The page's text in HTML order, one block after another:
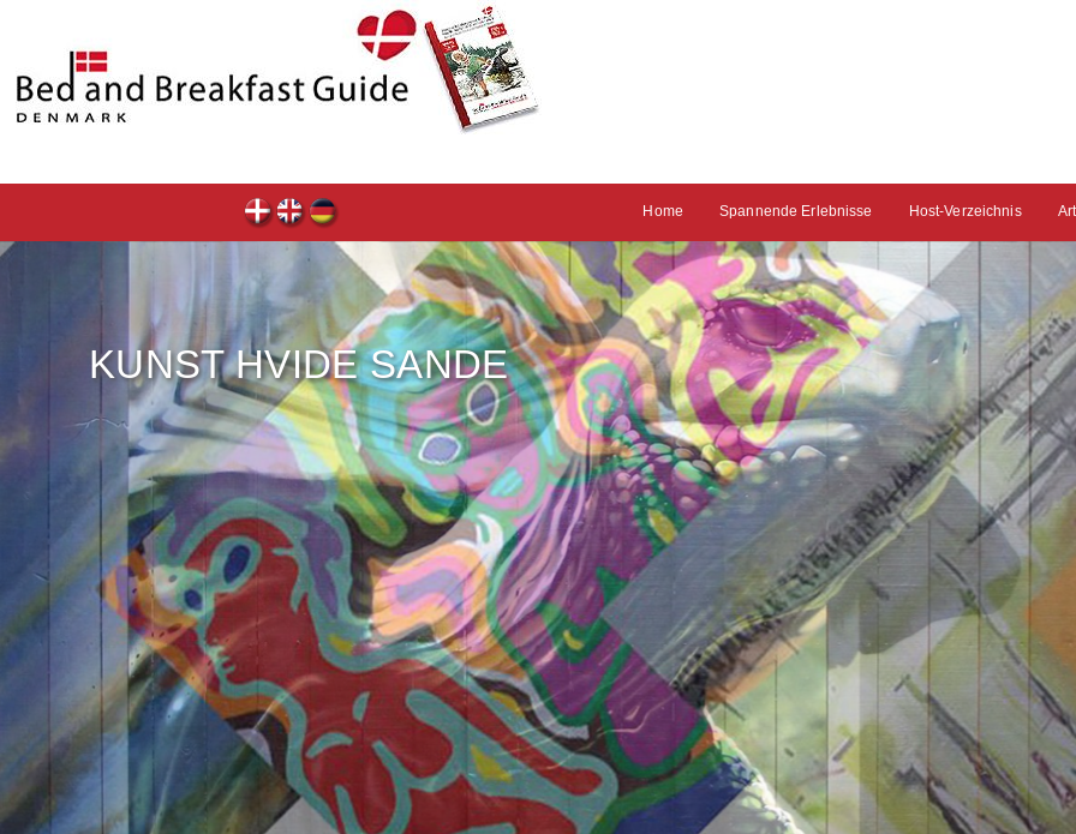
Home Spannende Erlebnisse Host-Verzeichnis
KUNST HVIDE SANDE